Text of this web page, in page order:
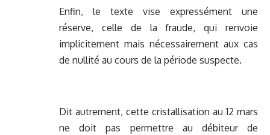
Enfin, le texte vise expressément une
réserve, celle de la fraude, qui renvoie
implicitement mais nécessairement aux cas
de nullité au cours de la période suspecte.
Dit autrement, cette cristallisation au 12 mars
ne doit pas permettre au débiteur de